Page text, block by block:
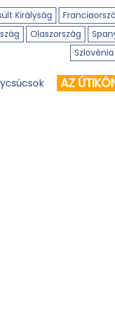
Királyság
Olaszország
Szlovénia
AZ